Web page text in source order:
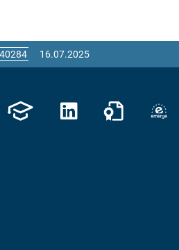
16.07.2025